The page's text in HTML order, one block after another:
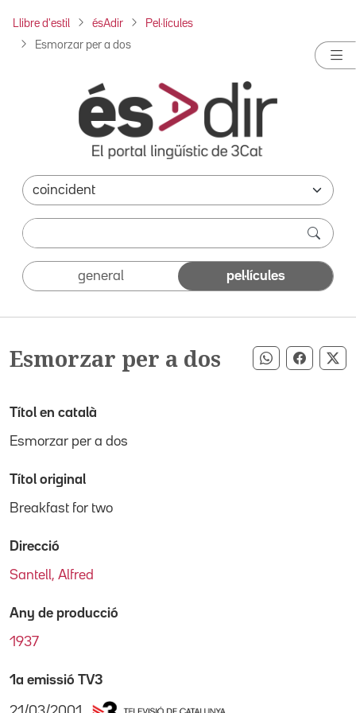
Llibre d'estil ésAdir Pel·lícules
Esmorzar per a dos
general pel·lícules
Esmorzar per a dos Compartir
Títol en català
Esmorzar per a dos
Títol original
Breakfast for two
Direcció
Santell, Alfred
Any de producció
1937
1a emissió TV3